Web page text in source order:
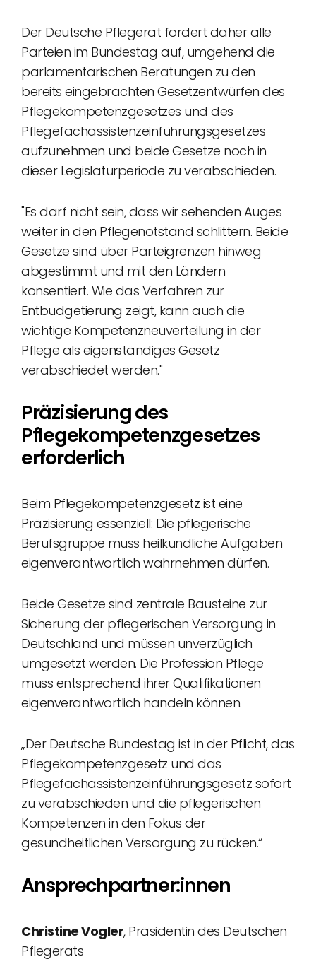
Der Deutsche Pflegerat fordert daher alle
Parteien im Bundestag auf, umgehend die
parlamentarischen Beratungen zu den
bereits eingebrachten Gesetzentwürfen des
Pflegekompetenzgesetzes und des
Pflegefachassistenzeinführungsgesetzes
aufzunehmen und beide Gesetze noch in
dieser Legislaturperiode zu verabschieden.
"Es darf nicht sein, dass wir sehenden Auges
weiter in den Pflegenotstand schlittern. Beide
Gesetze sind über Parteigrenzen hinweg
abgestimmt und mit den Ländern
konsentiert. Wie das Verfahren zur
Entbudgetierung zeigt, kann auch die
wichtige Kompetenzneuverteilung in der
Pflege als eigenständiges Gesetz
verabschiedet werden."
Präzisierung des
Pflegekompetenzgesetzes
erforderlich
Beim Pflegekompetenzgesetz ist eine
Präzisierung essenziell: Die pflegerische
Berufsgruppe muss heilkundliche Aufgaben
eigenverantwortlich wahrnehmen dürfen.
Beide Gesetze sind zentrale Bausteine zur
Sicherung der pflegerischen Versorgung in
Deutschland und müssen unverzüglich
umgesetzt werden. Die Profession Pflege
muss entsprechend ihrer Qualifikationen
eigenverantwortlich handeln können.
„Der Deutsche Bundestag ist in der Pflicht, das
Pflegekompetenzgesetz und das
Pflegefachassistenzeinführungsgesetz sofort
zu verabschieden und die pflegerischen
Kompetenzen in den Fokus der
gesundheitlichen Versorgung zu rücken.“
Ansprechpartner:innen
Christine Vogler, Präsidentin des Deutschen
Pflegerats